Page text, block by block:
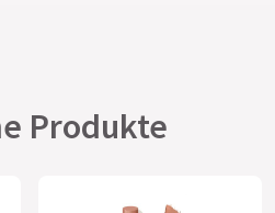
Produkte